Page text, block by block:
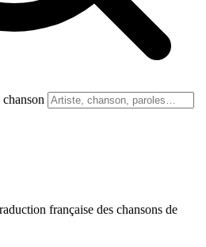
française des chansons de